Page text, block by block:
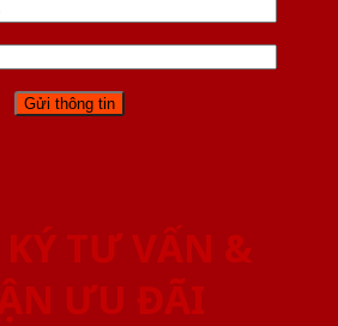
TƯ VẤN &
ƯU ĐÃI